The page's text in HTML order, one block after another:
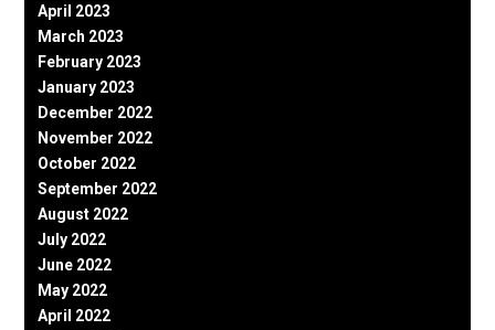
April 2023
March 2023
February 2023
January 2023
December 2022
November 2022
October 2022
September 2022
August 2022
July 2022
June 2022
May 2022
April 2022